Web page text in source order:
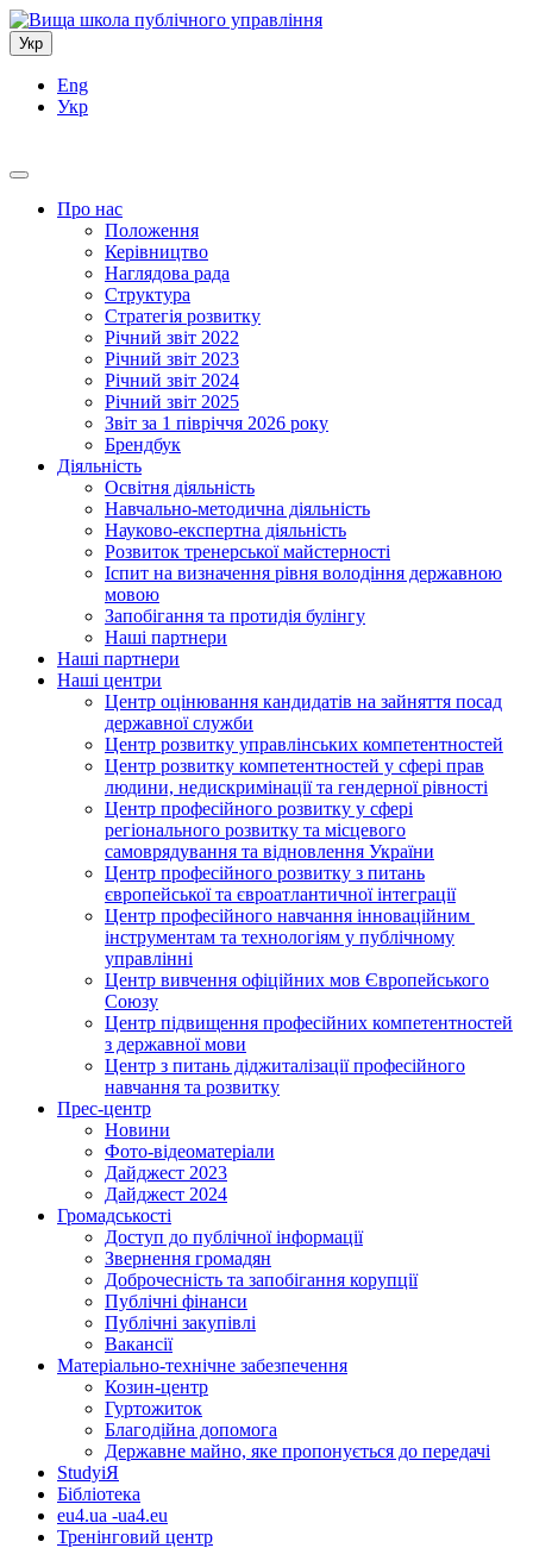
Укр
Eng
Укр
Про нас
Положення
Керівництво
Наглядова рада
Структура
Стратегія розвитку
Річний звіт 2022
Річний звіт 2023
Річний звіт 2024
Річний звіт 2025
Звіт за 1 півріччя 2026 року
Брендбук
Діяльність
Освітня діяльність
Навчально-методична діяльність
Науково-експертна діяльність
Розвиток тренерської майстерності
Іспит на визначення рівня володіння державною
мовою
Запобігання та протидія булінгу
Наші партнери
Наші партнери
Наші центри
Центр оцінювання кандидатів на зайняття посад
державної служби
Центр розвитку управлінських компетентностей
Центр розвитку компетентностей у сфері прав
людини, недискримінації та гендерної рівності
Центр професійного розвитку у сфері
регіонального розвитку та місцевого
самоврядування та відновлення України
Центр професійного розвитку з питань
європейської та євроатлантичної інтеграції
Центр професійного навчання інноваційним
інструментам та технологіям у публічному
управлінні
Центр вивчення офіційних мов Європейського
Союзу
Центр підвищення професійних компетентностей
з державної мови
Центр з питань діджиталізації професійного
навчання та розвитку
Прес-центр
Новини
Фото-відеоматеріали
Дайджест 2023
Дайджест 2024
Громадськості
Доступ до публічної інформації
Звернення громадян
Доброчесність та запобігання корупції
Публічні фінанси
Публічні закупівлі
Вакансії
Матеріально-технічне забезпечення
Козин-центр
Гуртожиток
Благодійна допомога
Державне майно, яке пропонується до передачі
StudyіЯ
Бібліотека
eu4.ua -ua4.eu
Тренінговий центр